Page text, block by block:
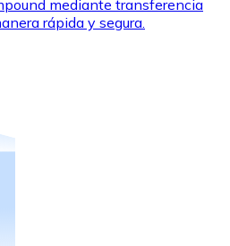
Mastercard para comprar
de tus marcas favoritas con
regalo
mediante transferencia
rápida y segura.